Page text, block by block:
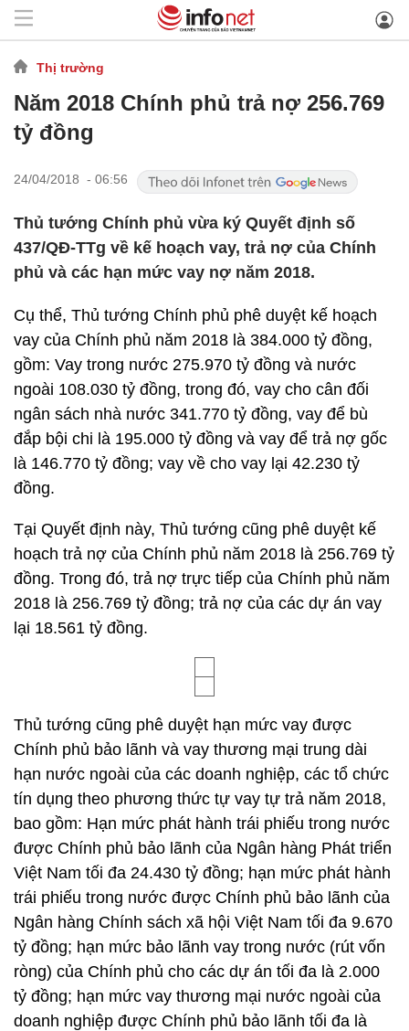
Thị trường
Năm 2018 Chính phủ trả nợ 256.769
tỷ đồng
24/04/2018 - 06:56
Thủ tướng Chính phủ vừa ký Quyết định số
437/QĐ-TTg về kế hoạch vay, trả nợ của Chính
phủ và các hạn mức vay nợ năm 2018.
Cụ thể, Thủ tướng Chính phủ phê duyệt kế hoạch
vay của Chính phủ năm 2018 là 384.000 tỷ đồng,
gồm: Vay trong nước 275.970 tỷ đồng và nước
ngoài 108.030 tỷ đồng, trong đó, vay cho cân đối
ngân sách nhà nước 341.770 tỷ đồng, vay để bù
đắp bội chi là 195.000 tỷ đồng và vay để trả nợ gốc
là 146.770 tỷ đồng; vay về cho vay lại 42.230 tỷ
đồng.
Tại Quyết định này, Thủ tướng cũng phê duyệt kế
hoạch trả nợ của Chính phủ năm 2018 là 256.769 tỷ
đồng. Trong đó, trả nợ trực tiếp của Chính phủ năm
2018 là 256.769 tỷ đồng; trả nợ của các dự án vay
lại 18.561 tỷ đồng.
Thủ tướng cũng phê duyệt hạn mức vay được
Chính phủ bảo lãnh và vay thương mại trung dài
hạn nước ngoài của các doanh nghiệp, các tổ chức
tín dụng theo phương thức tự vay tự trả năm 2018,
bao gồm: Hạn mức phát hành trái phiếu trong nước
được Chính phủ bảo lãnh của Ngân hàng Phát triển
Việt Nam tối đa 24.430 tỷ đồng; hạn mức phát hành
trái phiếu trong nước được Chính phủ bảo lãnh của
Ngân hàng Chính sách xã hội Việt Nam tối đa 9.670
tỷ đồng; hạn mức bảo lãnh vay trong nước (rút vốn
ròng) của Chính phủ cho các dự án tối đa là 2.000
tỷ đồng; hạn mức vay thương mại nước ngoài của
doanh nghiệp được Chính phủ bảo lãnh tối đa là